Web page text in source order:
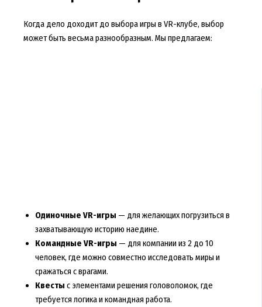
Когда дело доходит до выбора игры в VR-клубе, выбор
может быть весьма разнообразным. Мы предлагаем:
Одиночные VR-игры — для желающих погрузиться в
захватывающую историю наедине.
Командные VR-игры — для компании из 2 до 10
человек, где можно совместно исследовать миры и
сражаться с врагами.
Квесты с элементами решения головоломок, где
требуется логика и командная работа.